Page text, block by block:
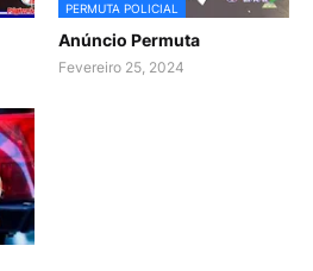
PERMUTA POLICIAL
Anúncio Permuta
Fevereiro 25, 2024